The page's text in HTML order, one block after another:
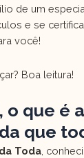
de um
e se
você!
Boa leitura!
o que é
que
Toda ,